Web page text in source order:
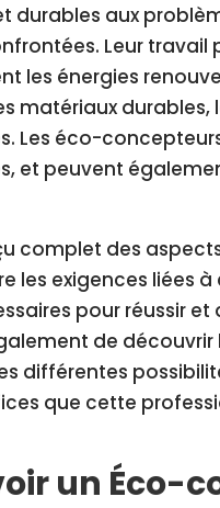
durables aux
Leur travail
les énergies
matériaux durables,
Les éco-
et peuvent
complet des
les exigences liées à
pour réussir et
de découvrir
différentes
que cette
un Éco-